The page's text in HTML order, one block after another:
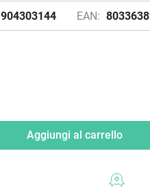
904303144 EAN:
Aggiungi al carrello